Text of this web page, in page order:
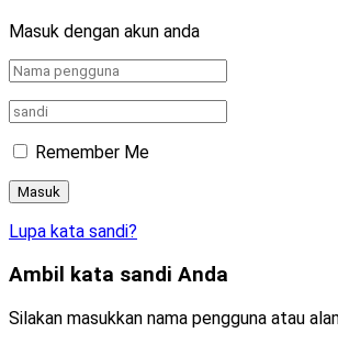
Masuk dengan akun anda
Remember Me
Lupa kata sandi?
Ambil kata sandi Anda
Silakan masukkan nama pengguna atau